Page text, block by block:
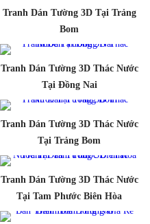
Tranh Dán Tường 3D Tại Trảng
Bom
Tranh Dán Tường 3D Thác Nước
Tại Đồng Nai
Tranh Dán Tường 3D Thác Nước
Tại Trảng Bom
Tranh Dán Tường 3D Thác Nước
Tại Tam Phước Biên Hòa